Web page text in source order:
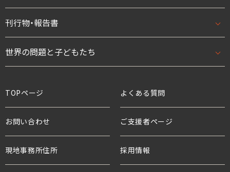
団体概要・アクセス
スタッフ紹介
役員・親善大使
支援企業・団体
ワールド・ビジョンの歴史
はじめての方へ
法人として
ボランティアとして
チャイルド・スポンサーシップ
プロジェクト・サポーター
活動内容トップ
開発援助活動
国連等との連携
刊行物・報告書
刊行物・報告書トップ
世界の問題と子どもたち
貧困と世界の子どもたち
教育と子どもたち
TOPページ よくある質問
お問い合わせ ご支援者ページ
現地事務所住所 採用情報